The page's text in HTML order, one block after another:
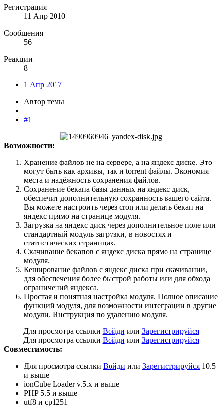
Регистрация
11 Апр 2010
Сообщения
56
Реакции
8
1 Апр 2017
Автор темы
#1
Возможности:
Хранение файлов не на сервере, а на яндекс диске. Это
могут быть как архивы, так и torrent файлы. Экономия
места и надёжность сохранения файлов.
Сохранение бекапа базы данных на яндекс диск,
обеспечит дополнительную сохранность вашего сайта.
Вы можете настроить через cron или делать бекап на
яндекс прямо на странице модуля.
Загрузка на яндекс диск через дополнительное поле или
стандартный модуль загрузки, в новостях и
статистических страницах.
Скачивание бекапов с яндекс диска прямо на странице
модуля.
Кеширование файлов с яндекс диска при скачивании,
для обеспечения более быстрой работы или для обхода
ограничений яндекса.
Простая и понятная настройка модуля. Полное описание
функций модуля, для возможности интеграции в другие
модули. Инструкция по удалению модуля.
Для просмотра ссылки Войди или Зарегистрируйся
Для просмотра ссылки Войди или Зарегистрируйся
Совместимость:
Для просмотра ссылки Войди или Зарегистрируйся 10.5
и выше
ionCube Loader v.5.x и выше
PHP 5.5 и выше
utf8 и cp1251